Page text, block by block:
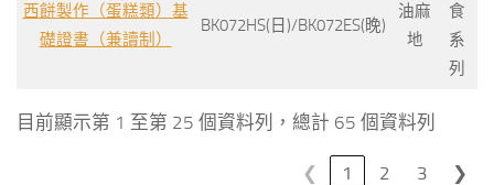
西餅製作（蛋糕類）基
礎證書（兼讀制）
BK072HS(日)/BK072ES(晚)
油麻
地
食
系
列
目前顯示第 1 至第 25 個資料列，總計 65 個資料列
❮ 1 2 3 ❯